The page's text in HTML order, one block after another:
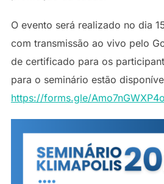
O evento será realizado no dia
com transmissão ao vivo pelo
de certificado para os
para o seminário estão
https://forms.gle/